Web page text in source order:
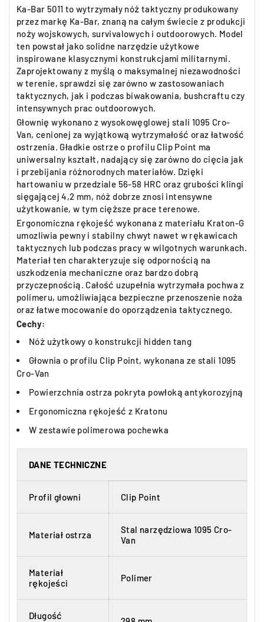
Ka-Bar 5011 to wytrzymały nóż taktyczny produkowany
przez markę Ka-Bar, znaną na całym świecie z produkcji
noży wojskowych, survivalowych i outdoorowych. Model
ten powstał jako solidne narzędzie użytkowe
inspirowane klasycznymi konstrukcjami militarnymi.
Zaprojektowany z myślą o maksymalnej niezawodności
w terenie, sprawdzi się zarówno w zastosowaniach
taktycznych, jak i podczas biwakowania, bushcraftu czy
intensywnych prac outdoorowych.
Głownię wykonano z wysokowęglowej stali 1095 Cro-
Van, cenionej za wyjątkową wytrzymałość oraz łatwość
ostrzenia. Gładkie ostrze o profilu Clip Point ma
uniwersalny kształt, nadający się zarówno do cięcia jak
i przebijania różnorodnych materiałów. Dzięki
hartowaniu w przedziale 56-58 HRC oraz grubości klingi
sięgającej 4,2 mm, nóż dobrze znosi intensywne
użytkowanie, w tym cięższe prace terenowe.
Ergonomiczna rękojeść wykonana z materiału Kraton-G
umozliwia pewny i stabilny chwyt nawet w rękawicach
taktycznych lub podczas pracy w wilgotnych warunkach.
Materiał ten charakteryzuje się odpornością na
uszkodzenia mechaniczne oraz bardzo dobrą
przyczepnością. Całość uzupełnia wytrzymała pochwa z
polimeru, umożliwiająca bezpieczne przenoszenie noża
oraz łatwe mocowanie do oporządzenia taktycznego.
Cechy:
Nóż użytkowy o konstrukcji hidden tang
Głownia o profilu Clip Point, wykonana ze stali 1095
Cro-Van
Powierzchnia ostrza pokryta powłoką antykorozyjną
Ergonomiczna rękojeść z Kratonu
W zestawie polimerowa pochewka
DANE TECHNICZNE
Profil głowni Clip Point
Materiał ostrza
Stal narzędziowa 1095 Cro-
Van
Materiał
rękojeści
Polimer
Długość